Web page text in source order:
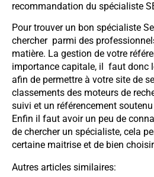
recommandation du spécialiste
Pour trouver un bon spécialiste
chercher parmi des
matière. La gestion de votre
importance capitale, il faut donc
afin de permettre à votre site de
classements des moteurs de
suivi et un référencement
Enfin il faut avoir un peu de
de chercher un spécialiste, cela
certaine maitrise et de bien
Autres articles similaires: